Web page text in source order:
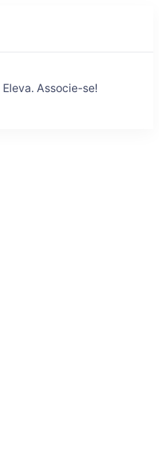
Eleva. Associe-se!